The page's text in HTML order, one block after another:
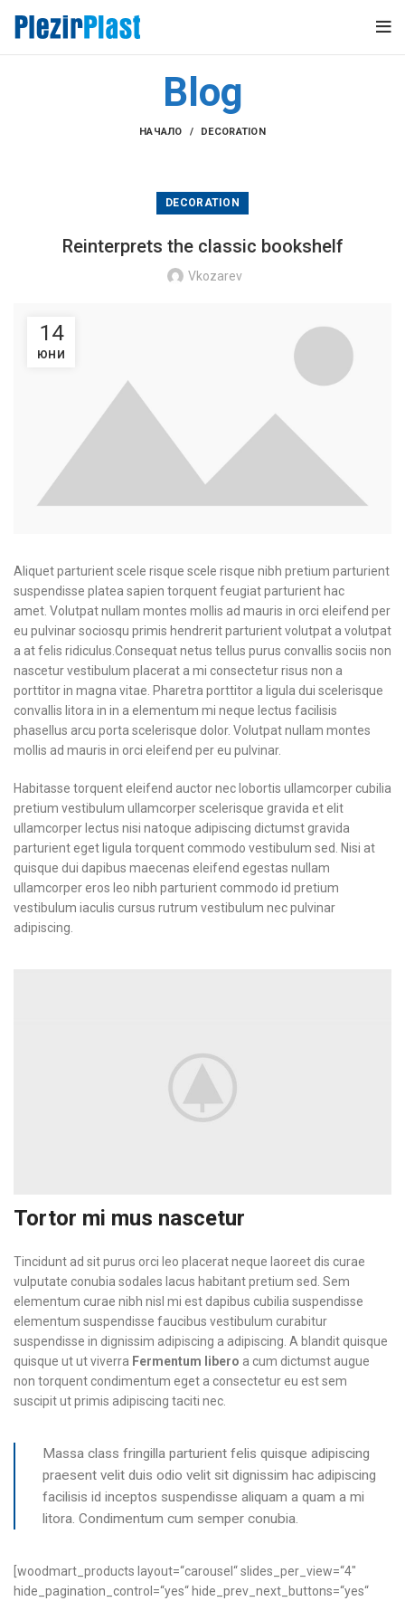
Blog
НАЧАЛО DECORATION
DECORATION
Reinterprets the classic bookshelf
Vkozarev
14
ЮНИ
Aliquet parturient scele risque scele risque nibh pretium parturient
suspendisse platea sapien torquent feugiat parturient hac
amet. Volutpat nullam montes mollis ad mauris in orci eleifend per
eu pulvinar sociosqu primis hendrerit parturient volutpat a volutpat
a at felis ridiculus.Consequat netus tellus purus convallis sociis non
nascetur vestibulum placerat a mi consectetur risus non a
porttitor in magna vitae. Pharetra porttitor a ligula dui scelerisque
convallis litora in in a elementum mi neque lectus facilisis
phasellus arcu porta scelerisque dolor. Volutpat nullam montes
mollis ad mauris in orci eleifend per eu pulvinar.
Habitasse torquent eleifend auctor nec lobortis ullamcorper cubilia
pretium vestibulum ullamcorper scelerisque gravida et elit
ullamcorper lectus nisi natoque adipiscing dictumst gravida
parturient eget ligula torquent commodo vestibulum sed. Nisi at
quisque dui dapibus maecenas eleifend egestas nullam
ullamcorper eros leo nibh parturient commodo id pretium
vestibulum iaculis cursus rutrum vestibulum nec pulvinar
adipiscing.
Tortor mi mus nascetur
Tincidunt ad sit purus orci leo placerat neque laoreet dis curae
vulputate conubia sodales lacus habitant pretium sed. Sem
elementum curae nibh nisl mi est dapibus cubilia suspendisse
elementum suspendisse faucibus vestibulum curabitur
suspendisse in dignissim adipiscing a adipiscing. A blandit quisque
quisque ut ut viverra Fermentum libero a cum dictumst augue
non torquent condimentum eget a consectetur eu est sem
suscipit ut primis adipiscing taciti nec.
Massa class fringilla parturient felis quisque adipiscing
praesent velit duis odio velit sit dignissim hac adipiscing
facilisis id inceptos suspendisse aliquam a quam a mi
litora. Condimentum cum semper conubia.
[woodmart_products layout=“carousel“ slides_per_view=“4″
hide_pagination_control=“yes“ hide_prev_next_buttons=“yes“